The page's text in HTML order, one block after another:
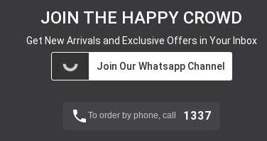
JOIN THE HAPPY CROWD
Get New Arrivals and Exclusive Offers in Your Inbox
Join Our Whatsapp Channel
To order by phone, call 1337